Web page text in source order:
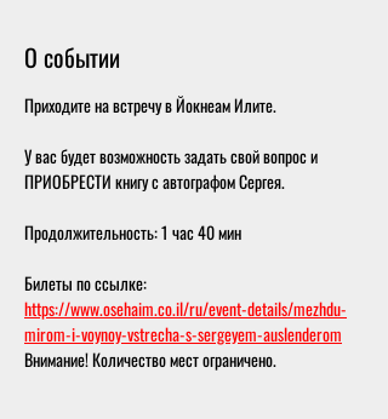
О событии
Приходите на встречу в Йокнеам Илите.
У вас будет возможность задать свой вопрос и
ПРИОБРЕСТИ книгу с автографом Сергея.
Продолжительность: 1 час 40 мин
Билеты по ссылке:
https://www.osehaim.co.il/ru/event-details/mezhdu-
mirom-i-voynoy-vstrecha-s-sergeyem-auslenderom
Внимание! Количество мест ограничено.